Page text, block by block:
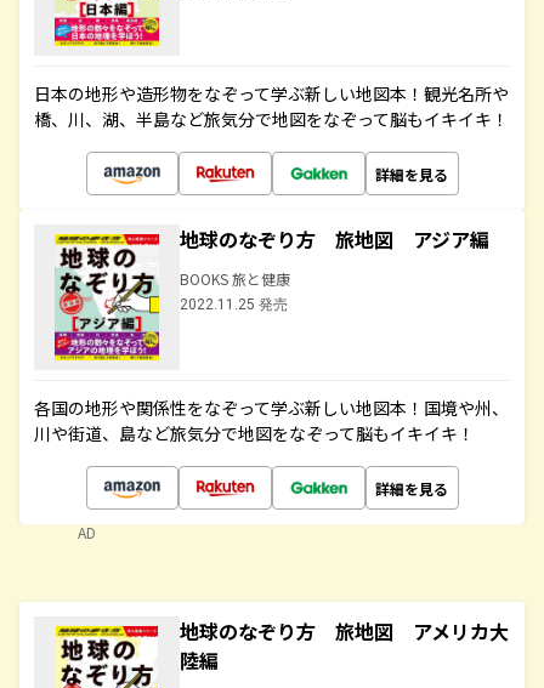
日本の地形や造形物をなぞって学ぶ新しい地図本！観光名所や
橋、川、湖、半島など旅気分で地図をなぞって脳もイキイキ！
詳細を見る
地球のなぞり方 旅地図 アジア編
BOOKS 旅と健康
2022.11.25 発売
各国の地形や関係性をなぞって学ぶ新しい地図本！国境や州、
川や街道、島など旅気分で地図をなぞって脳もイキイキ！
詳細を見る
AD
地球のなぞり方 旅地図 アメリカ大
陸編